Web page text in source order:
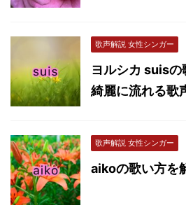
歌声解説 女性シンガー
ヨルシカ suisの
綺麗に流れる歌
歌声解説 女性シンガー
aikoの歌い方を